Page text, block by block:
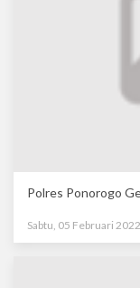
Polres Ponorogo
Sabtu, 05 Februari